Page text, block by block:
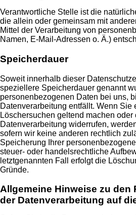
Verantwortliche Stelle ist die
die allein oder gemeinsam mit
Mittel der Verarbeitung von
Namen, E-Mail-Adressen o. Ä.)
Speicherdauer
Soweit innerhalb dieser
speziellere Speicherdauer genannt
personenbezogenen Daten bei uns,
Datenverarbeitung entfällt. Wenn Sie
Löschersuchen geltend machen
Datenverarbeitung widerrufen,
sofern wir keine anderen rechtlich
Speicherung Ihrer
steuer- oder handelsrechtliche
letztgenannten Fall erfolgt die
Gründe.
Allgemeine Hinweise zu den
der Datenverarbeitung auf